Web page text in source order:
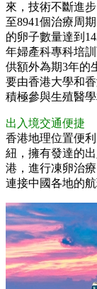
來，技術不斷進
至8941個治療周
的卵子數量達到
年婦產科專科培
供額外為期3年的
要由香港大學和
積極參與生殖醫學
出入境交通便捷
香港地理位置便
紐，擁有發達的
港，進行凍卵治
連接中國各地的